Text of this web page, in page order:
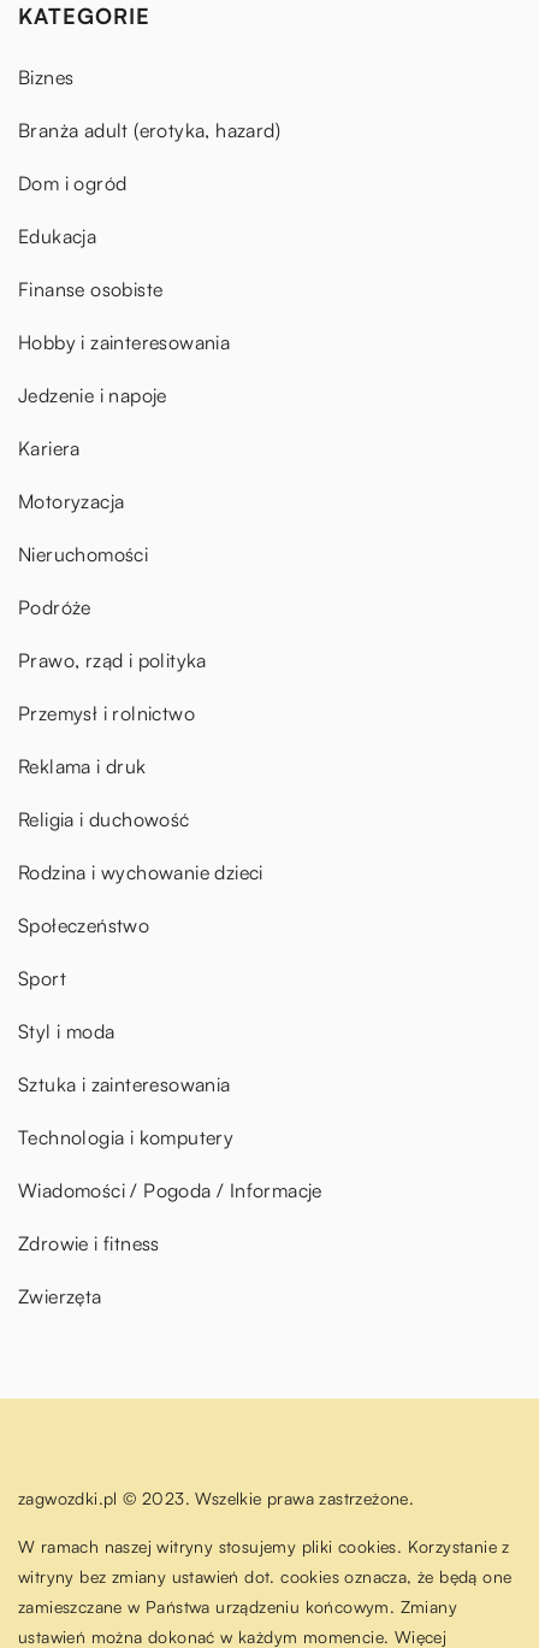
KATEGORIE
Biznes
Branża adult (erotyka, hazard)
Dom i ogród
Edukacja
Finanse osobiste
Hobby i zainteresowania
Jedzenie i napoje
Kariera
Motoryzacja
Nieruchomości
Podróże
Prawo, rząd i polityka
Przemysł i rolnictwo
Reklama i druk
Religia i duchowość
Rodzina i wychowanie dzieci
Społeczeństwo
Sport
Styl i moda
Sztuka i zainteresowania
Technologia i komputery
Wiadomości / Pogoda / Informacje
Zdrowie i fitness
Zwierzęta
zagwozdki.pl © 2023. Wszelkie prawa zastrzeżone.
W ramach naszej witryny stosujemy pliki cookies. Korzystanie z
witryny bez zmiany ustawień dot. cookies oznacza, że będą one
zamieszczane w Państwa urządzeniu końcowym. Zmiany
ustawień można dokonać w każdym momencie. Więcej